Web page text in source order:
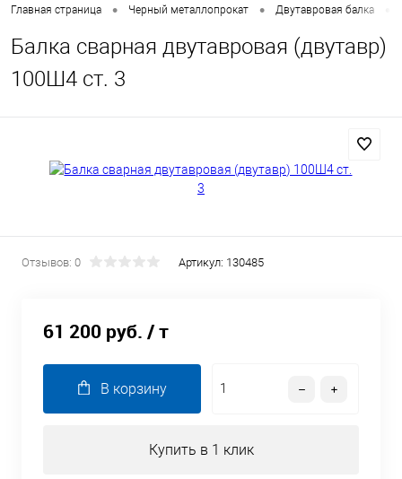
Главная страница • Черный металлопрокат • Двутавровая балка
Балка сварная двутавровая (двутавр)
100Ш4 ст. 3
Отзывов: 0 Артикул: 130485
61 200 руб. / т
В корзину
Купить в 1 клик